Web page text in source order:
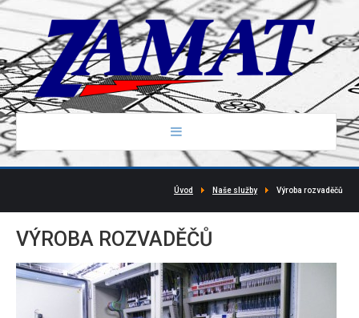
NAŠE SLUŽBY
Úvod Naše služby Výroba rozvaděčů
VÝROBA ROZVADĚČŮ